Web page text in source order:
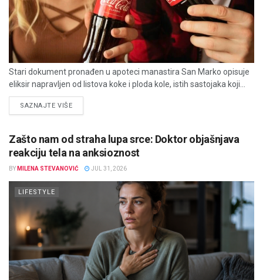
Stari dokument pronađen u apoteci manastira San Marko opisuje
eliksir napravljen od listova koke i ploda kole, istih sastojaka koji...
SAZNAJTE VIŠEDETAILS
Zašto nam od straha lupa srce: Doktor objašnjava
reakciju tela na anksioznost
BY MILENA STEVANOVIĆ JUL 31, 2026
LIFESTYLE